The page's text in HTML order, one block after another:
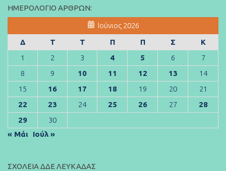
ΗΜΕΡΟΛΌΓΙΟ ΆΡΘΡΩΝ:
Ιούνιος 2026
Δ
Τ Τ Π Π Σ
Κ
1
2 3 4 5 6
7
8
9 10 11 12 13
14
15
16 17 18 19 20
21
22
23 24 25 26 27
28
29
30
« Μάι Ιούλ »
ΣΧΟΛΕΊΑ ΔΔΕ ΛΕΥΚΆΔΑΣ